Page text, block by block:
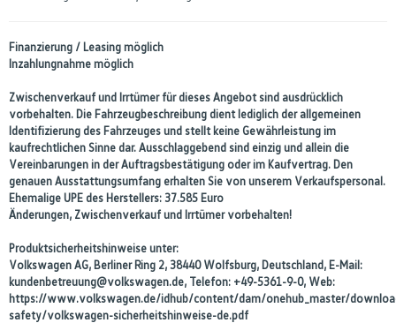
Finanzierung / Leasing möglich
Inzahlungnahme möglich
Zwischenverkauf und Irrtümer für dieses Angebot sind ausdrücklich
vorbehalten. Die Fahrzeugbeschreibung dient lediglich der allgemeinen
Identifizierung des Fahrzeuges und stellt keine Gewährleistung im
kaufrechtlichen Sinne dar. Ausschlaggebend sind einzig und allein die
Vereinbarungen in der Auftragsbestätigung oder im Kaufvertrag. Den
genauen Ausstattungsumfang erhalten Sie von unserem Verkaufspersonal.
Ehemalige UPE des Herstellers: 37.585 Euro
Änderungen, Zwischenverkauf und Irrtümer vorbehalten!
Produktsicherheitshinweise unter:
Volkswagen AG, Berliner Ring 2, 38440 Wolfsburg, Deutschland, E-Mail:
kundenbetreuung@volkswagen.de, Telefon: +49-5361-9-0, Web:
https://www.volkswagen.de/idhub/content/dam/onehub_master/
safety/volkswagen-sicherheitshinweise-de.pdf